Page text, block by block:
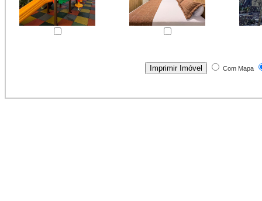
Com Mapa